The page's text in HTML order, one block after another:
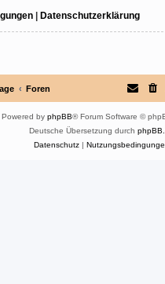
| Datenschutzerklärung
Foren
Powered by phpBB® Forum Software ©
Deutsche Übersetzung durch
Datenschutz|